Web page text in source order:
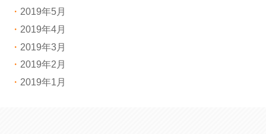
2019年5月
2019年4月
2019年3月
2019年2月
2019年1月